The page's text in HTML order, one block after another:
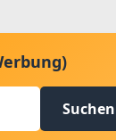
Suchen